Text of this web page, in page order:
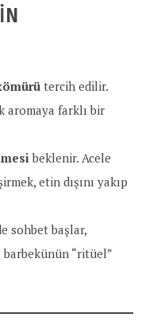
tercih edilir.
aromaya farklı bir
beklenir. Acele
etin dışını yakıp
sohbet başlar,
“ritüel”